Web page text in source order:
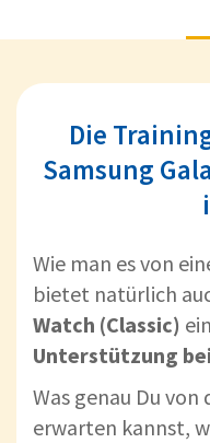
Die
Samsung
Wie man es von
bietet natürlich
Watch (Classic)
Unterstützung
Was genau Du
erwarten kannst,